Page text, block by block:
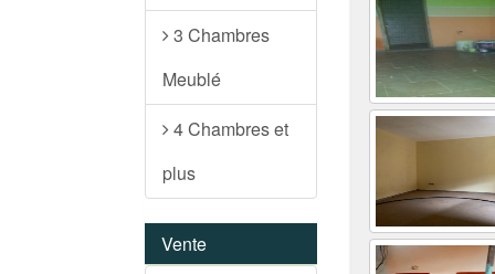
3 Chambres
Meublé
4 Chambres et
plus
Vente